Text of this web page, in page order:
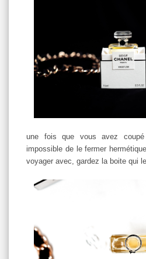
une fois que vous avez
impossible de le fermer
voyager avec, gardez la boite qui